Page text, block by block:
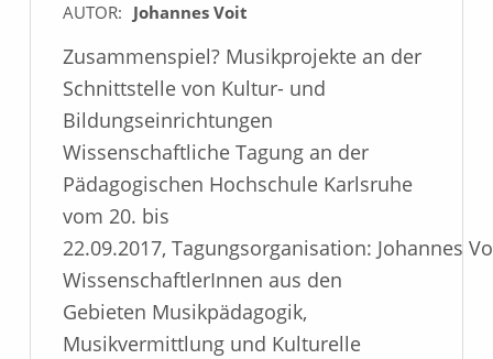
AUTOR: Johannes Voit
Zusammenspiel? Musikprojekte an der
Schnittstelle von Kultur- und
Bildungseinrichtungen
Wissenschaftliche Tagung an der
Pädagogischen Hochschule Karlsruhe
vom 20. bis
22.09.2017, Tagungsorganisation: Johannes
WissenschaftlerInnen aus den
Gebieten Musikpädagogik,
Musikvermittlung und Kulturelle